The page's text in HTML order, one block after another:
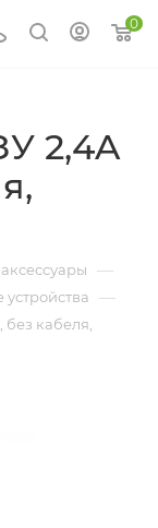
0
2,4A
—
—
без кабеля,